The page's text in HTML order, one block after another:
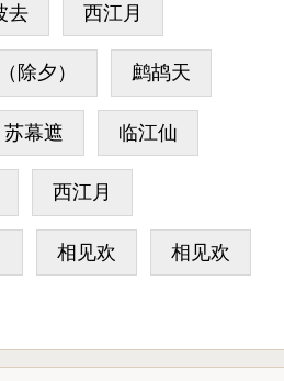
去 西江月
除夕） 鹧鸪天
苏幕遮 临江仙
西江月
相见欢 相见欢